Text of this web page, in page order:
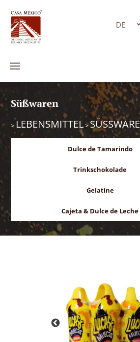
Süßwaren
> LEBENSMITTEL>SÜSSWAREN
Dulce de Tamarindo
Trinkschokolade
Gelatine
Cajeta & Dulce de Leche